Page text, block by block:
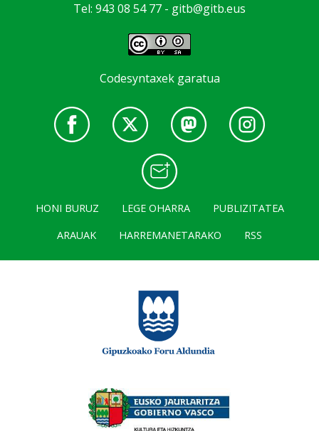
Tel: 943 08 54 77 - gitb@gitb.eus
Codesyntaxek garatua
HONI BURUZ LEGE OHARRA
PUBLIZITATEA
ARAUAK
HARREMANETARAKO RSS